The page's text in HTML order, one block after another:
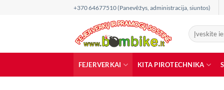
+370 64677510 (Panevėžys, administracija, siuntos)
Ieškoti:
FEJERVERKAI KITA PIROTECHNIKA